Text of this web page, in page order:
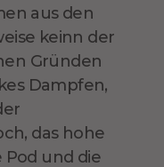
aus den
keinn der
Gründen
Dampfen,
das hohe
Pod und die